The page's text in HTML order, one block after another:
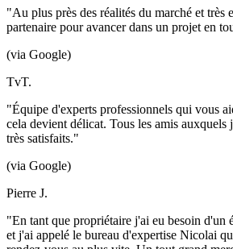
"Au plus près des réalités du marché et très
partenaire pour avancer dans un projet en
(via Google)
TvT.
"Équipe d'experts professionnels qui vous
cela devient délicat. Tous les amis auxquels
très satisfaits."
(via Google)
Pierre J.
"En tant que propriétaire j'ai eu besoin d'un
et j'ai appelé le bureau d'expertise Nicolai